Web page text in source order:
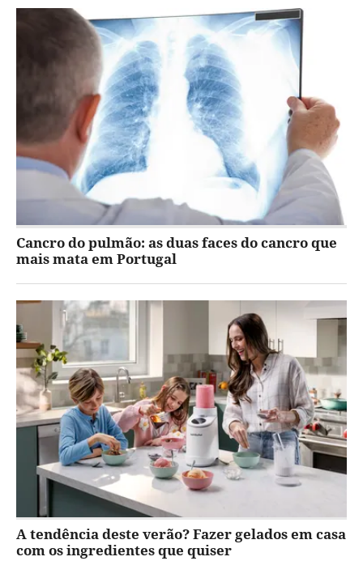
Cancro do pulmão: as duas faces do cancro que
mais mata em Portugal
A tendência deste verão? Fazer gelados em casa
com os ingredientes que quiser